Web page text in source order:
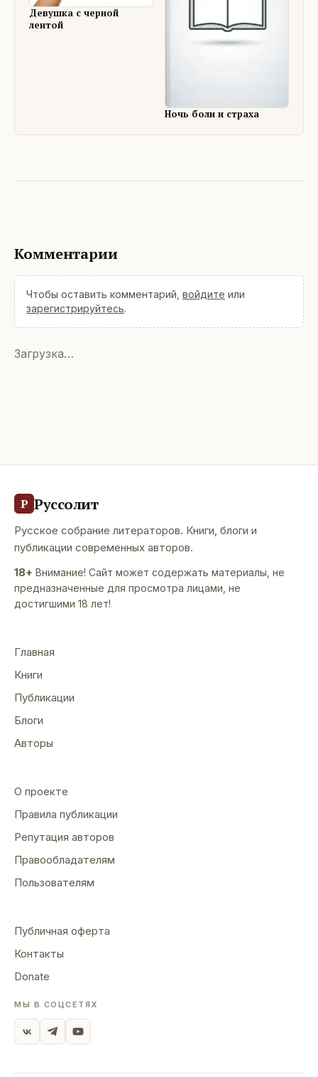
Девушка с черной
лентой
Ночь боли и страха
Комментарии
Чтобы оставить комментарий, войдите или
зарегистрируйтесь.
Загрузка…
Р Руссолит
Русское собрание литераторов. Книги, блоги и
публикации современных авторов.
18+ Внимание! Сайт может содержать материалы, не
предназначенные для просмотра лицами, не
достигшими 18 лет!
Главная
Книги
Публикации
Блоги
Авторы
О проекте
Правила публикации
Репутация авторов
Правообладателям
Пользователям
Публичная оферта
Контакты
Donate
МЫ В СОЦСЕТЯХ